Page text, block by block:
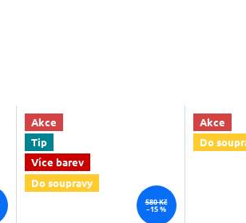
Akce
Tip
Více barev
Do soupravy
580 Kč
–15 %
Akce
Do